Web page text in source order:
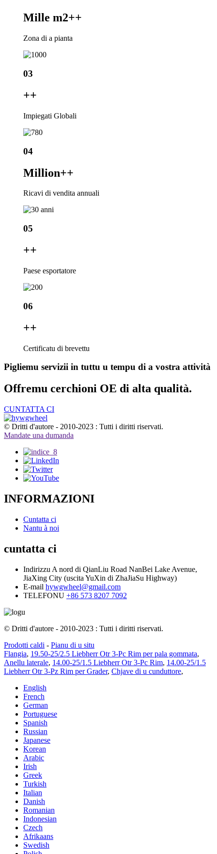
Mille m2++
Zona di a pianta
03
++
Impiegati Globali
04
Million++
Ricavi di vendita annuali
05
++
Paese esportatore
06
++
Certificatu di brevettu
Pigliemu servizii in tuttu u tempu di a vostra attività
Offremu cerchioni OE di alta qualità.
CUNTATTA CI
© Dritti d'autore - 2010-2023 : Tutti i diritti riservati.
Mandate una dumanda
INFORMAZIONI
Cuntatta ci
Nantu à noi
cuntatta ci
Indirizzu A nord di QianLiu Road NanBei Lake Avenue,
JiaXing City (uscita YuXin di ZhaJiaSu Highway)
E-mail hywgwheel@gmail.com
TELEFONU +86 573 8207 7092
© Dritti d'autore - 2010-2023 : Tutti i diritti riservati.
Prodotti caldi - Pianu di u situ
Flangia, 19.50-25/2.5 Liebherr Otr 3-Pc Rim per pala gommata,
Anellu laterale, 14.00-25/1.5 Liebherr Otr 3-Pc Rim, 14.00-25/1.5
Liebherr Otr 3-Pz Rim per Grader, Chjave di u cunduttore,
English
French
German
Portuguese
Spanish
Russian
Japanese
Korean
Arabic
Irish
Greek
Turkish
Italian
Danish
Romanian
Indonesian
Czech
Afrikaans
Swedish